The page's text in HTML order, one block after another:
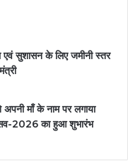
एवं सुशासन के लिए जमीनी स्तर
माँ के नाम पर लगाया
2026 का हुआ शुभारंभ